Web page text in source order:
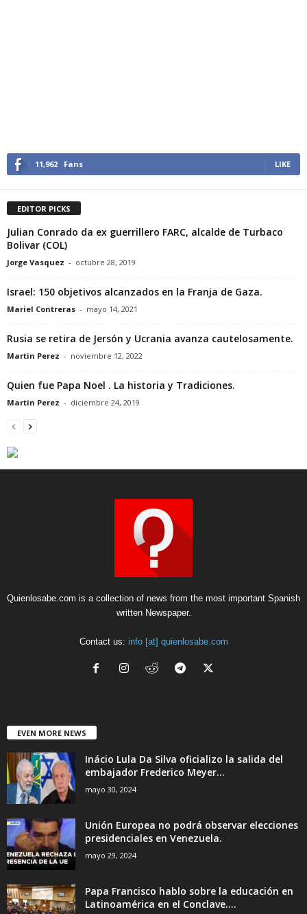
11,962 Fans LIKE
EDITOR PICKS
Julian Conrado da ex guerrillero FARC, alcalde de Turbaco
Bolivar (COL)
Jorge Vasquez - octubre 28, 2019
Israel: 150 objetivos alcanzados en la Franja de Gaza.
Mariel Contreras - mayo 14, 2021
Rusia se retira de Jersón y Ucrania avanza cautelosamente.
Martin Perez - noviembre 12, 2022
Quien fue Papa Noel . La historia y Tradiciones.
Martin Perez - diciembre 24, 2019
Quienlosabe.com is a collection of news from the most important Spanish
written Newspaper.
Contact us: info [at] quienlosabe.com
EVEN MORE NEWS
Inácio Lula Da Silva oficializo la salida del
embajador Frederico Meyer...
mayo 30, 2024
Unión Europea no podrá observar elecciones
presidenciales en Venezuela.
mayo 29, 2024
Papa Francisco hablo sobre la educación en
Latinoamérica en el Conclave....